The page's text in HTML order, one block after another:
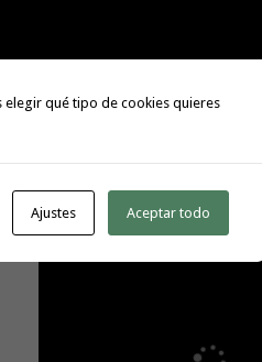
Valle Gran Rey acoge este
El II torneo
Gomahara
fecha
27 julio, 2026
elegir qué tipo de cookies quieres
Ajustes Aceptar todo